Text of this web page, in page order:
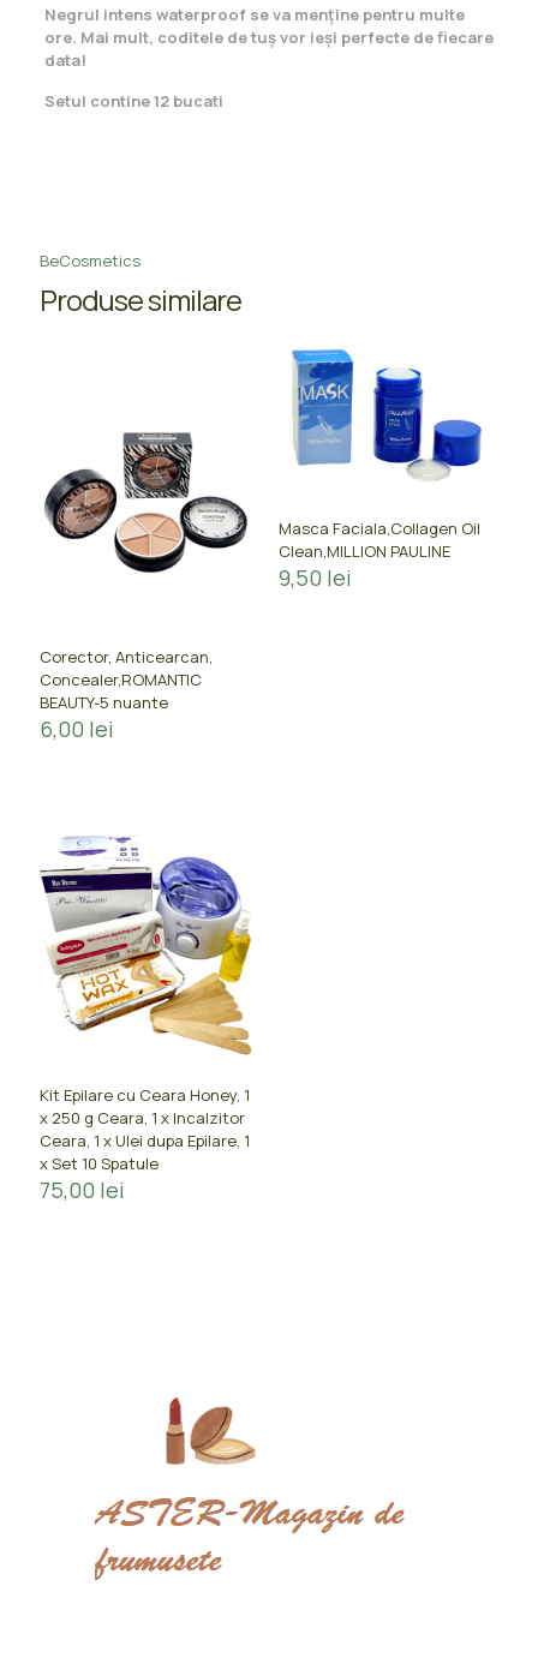
Negrul intens waterproof se va menține pentru multe
ore. Mai mult, coditele de tuș vor ieși perfecte de fiecare
data!
Setul contine 12 bucati
BeCosmetics
Produse similare
Corector, Anticearcan,
Concealer,ROMANTIC
BEAUTY-5 nuante
6,00 lei
Masca Faciala,Collagen Oil
Clean,MILLION PAULINE
9,50 lei
Kit Epilare cu Ceara Honey, 1
x 250 g Ceara, 1 x Incalzitor
Ceara, 1 x Ulei dupa Epilare, 1
x Set 10 Spatule
75,00 lei